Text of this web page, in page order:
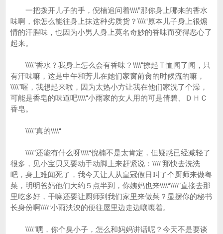
一把拨开儿子的手，倪楠追问着\\\\”那你身上哪来的香水
味啊，你怎么能往身上抹这种劣质货？\\\\“原本儿子身上很煽
情的汗腥味，也因为小男人身上莫名奇妙的香味而变得恶心了
起来。
\\\\”香水？我身上怎么会有香味？\\\\“撩起Ｔ恤闻了闻，只
有汗味嘛，这是中午和芳儿在她们家窗前肏的时候流的嘛，
\\\\”喔，我想起来啦，因为太热小方让我在他们家洗了个澡，
可能是香皂的味道吧\\\\“小雨家的女人用的可是倩碧、ＤＨＣ
香皂。
\\\\”真的\\\\“
\\\\”还能有什么呀\\\\“倪楠不是太肯定，但疑惑已经减轻了
很多，见小宝贝又要动手动脚上来赶紧说：\\\\”那快去洗洗
吧，身上难闻死了，我今天让人从皇冠假日叫了个厨师来做粤
菜，明明爸妈他们大约５点半到，你姨妈也来\\\\“\\\\”直接去那
里吃多好，干嘛还要让厨师到我们家里来做菜？显摆你的秘书
长身份啊\\\\“小雨泱泱的便往屋里边走边嚷嚷着。
\\\\”嘿，你个臭小子，怎么和妈妈讲话呢？今天不是要谈